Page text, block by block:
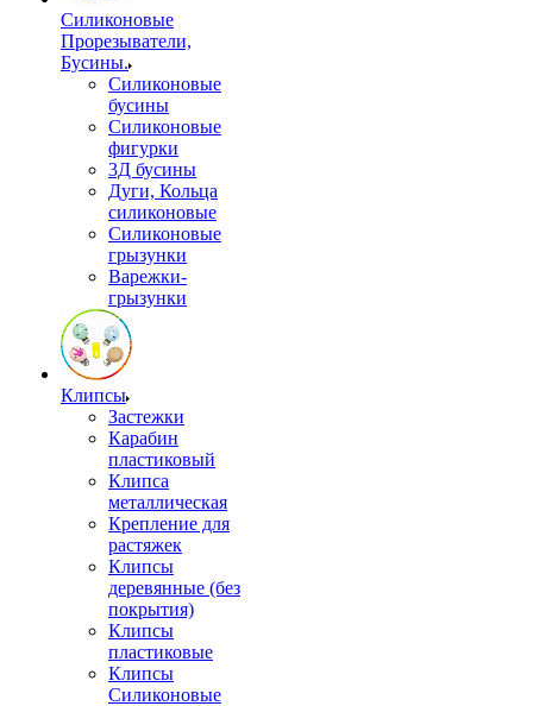
Силиконовые
Прорезыватели,
Бусины.
Силиконовые
бусины
Силиконовые
фигурки
3Д бусины
Дуги, Кольца
силиконовые
Силиконовые
грызунки
Варежки-
грызунки
Клипсы
Застежки
Карабин
пластиковый
Клипса
металлическая
Крепление для
растяжек
Клипсы
деревянные (без
покрытия)
Клипсы
пластиковые
Клипсы
Силиконовые